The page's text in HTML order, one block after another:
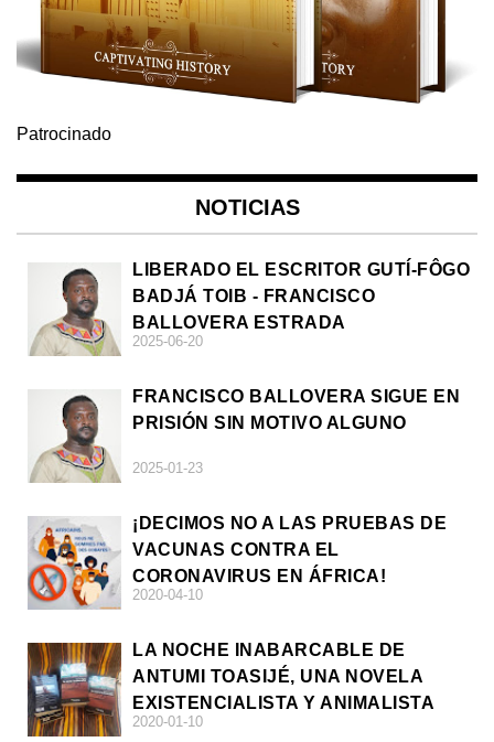
Patrocinado
NOTICIAS
LIBERADO EL ESCRITOR GUTÍ-FÔGO
BADJÁ TOIB - FRANCISCO
BALLOVERA ESTRADA
2025-06-20
FRANCISCO BALLOVERA SIGUE EN
PRISIÓN SIN MOTIVO ALGUNO
2025-01-23
¡DECIMOS NO A LAS PRUEBAS DE
VACUNAS CONTRA EL
CORONAVIRUS EN ÁFRICA!
2020-04-10
LA NOCHE INABARCABLE DE
ANTUMI TOASIJÉ, UNA NOVELA
EXISTENCIALISTA Y ANIMALISTA
2020-01-10